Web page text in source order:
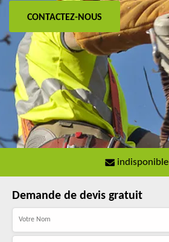
CONTACTEZ-NOUS
indisponible
Demande de devis gratuit